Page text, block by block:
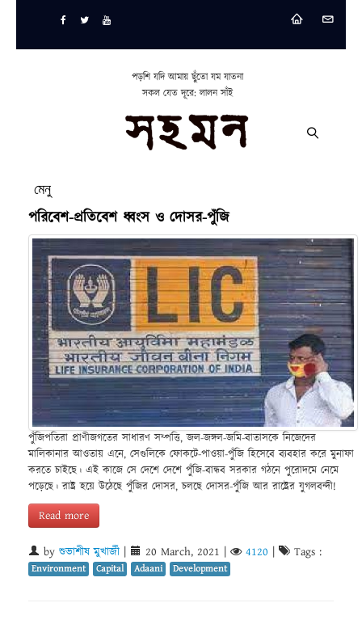
পড়শি যদি আমায় ছুঁতো যম যাতনা
সকল যেত দূরে: লালন সাঁই
মেনু
পরিবেশ-প্রতিবেশ ধ্বংস ও দোসর-পুঁজি
পুঁজিপতিরা প্রাণীজগতের সাধারণ সম্পত্তি, জল-জঙ্গল-জমি-বাতাসকে নিজেদের
মালিকানার আওতায় এনে, সেগুলিকে ফোকটে-পাওয়া-পুঁজি হিসেবে ব্যবহার করে মুনাফা
করতে চাইছে। এই কাজে সে দেশে দেশে পুঁজি-বান্ধব সরকার গঠনে পুরোদমে নেমে
পড়েছে। রাষ্ট্র হয়ে উঠেছে পুঁজির দোসর, চলছে দোসর-পুঁজি আর রাষ্ট্রের যুগলবন্দী!
Read more
by শুভাশীষ মুখার্জী 20 March, 2021 4120 Tags :
Environment Capital Adaani Development